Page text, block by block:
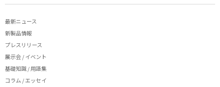
最新ニュース
新製品情報
プレスリリース
展示会 / イベント
基礎知識 / 用語集
コラム / エッセイ